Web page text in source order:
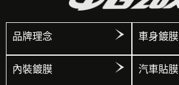
品牌理念 車身鍍膜
內裝鍍膜 汽車貼膜